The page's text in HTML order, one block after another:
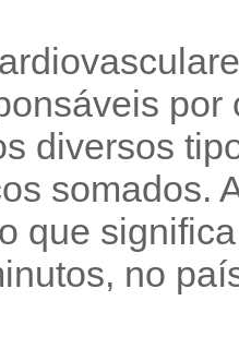
diversos
somados.
que
no